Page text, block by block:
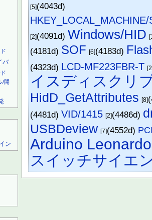
バ
/開
ン
[5](4043d)
[2](4091d) Windows/HID
(4181d) SOF [6](4183d)
(4323d) LCD-MF223FBR-T
イスディスクリ
HidD_GetAttributes [8]
(4481d)VID/1415 [2](4486d)
USBDeview [7](4552d)
Arduino Leonardo
スイッチサイエ